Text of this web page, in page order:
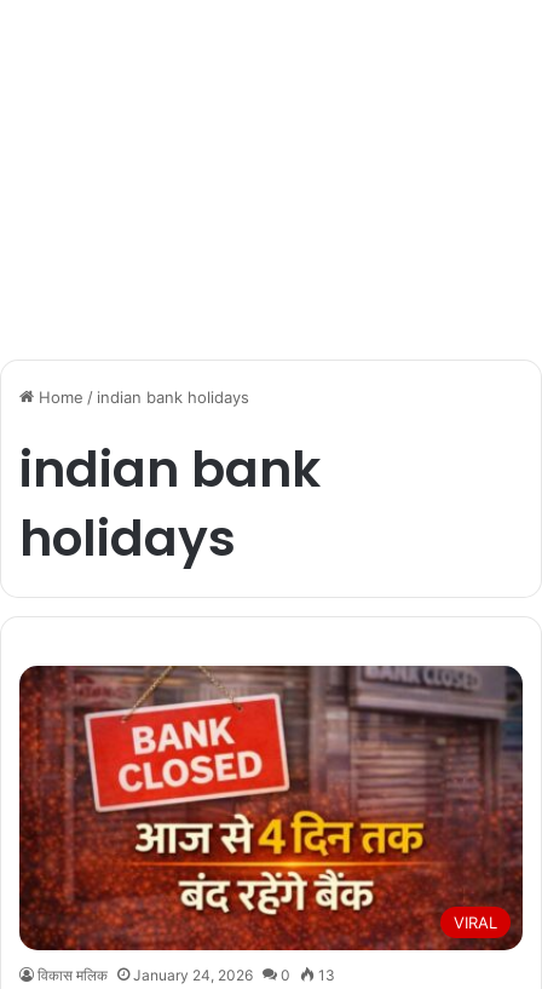
Home / indian bank holidays
indian bank
holidays
VIRAL
विकास मलिक January 24, 2026 0 13